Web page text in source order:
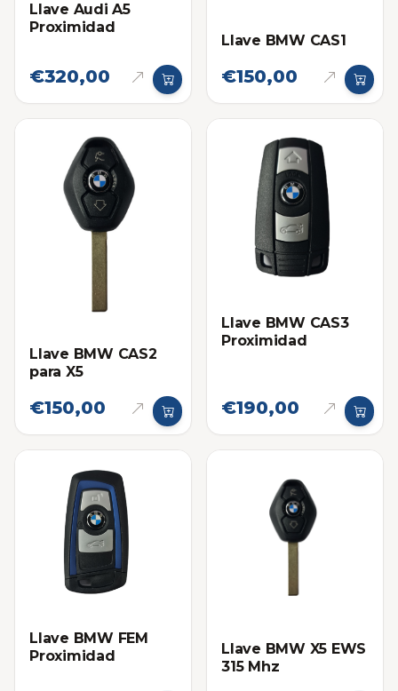
Llave Audi A5
Proximidad
€320,00
Llave BMW CAS1
€150,00
Llave BMW CAS2
para X5
€150,00
Llave BMW CAS3
Proximidad
€190,00
Llave BMW FEM
Proximidad
Llave BMW X5 EWS
315 Mhz